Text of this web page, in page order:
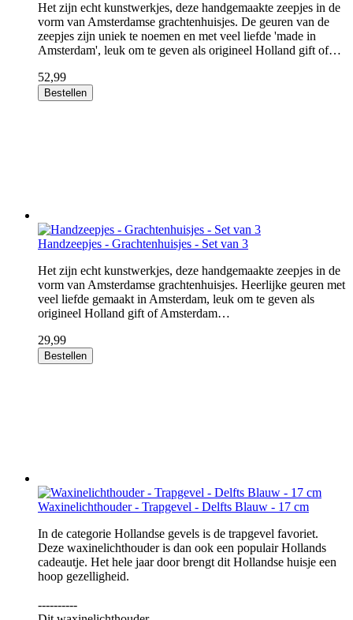
Het zijn echt kunstwerkjes, deze handgemaakte zeepjes in de
vorm van Amsterdamse grachtenhuisjes. De geuren van de
zeepjes zijn uniek te noemen en met veel liefde 'made in
Amsterdam', leuk om te geven als origineel Holland gift of…
52,99
Bestellen
Handzeepjes - Grachtenhuisjes - Set van 3
Het zijn echt kunstwerkjes, deze handgemaakte zeepjes in de
vorm van Amsterdamse grachtenhuisjes. Heerlijke geuren met
veel liefde gemaakt in Amsterdam, leuk om te geven als
origineel Holland gift of Amsterdam…
29,99
Bestellen
Waxinelichthouder - Trapgevel - Delfts Blauw - 17 cm
In de categorie Hollandse gevels is de trapgevel favoriet.
Deze waxinelichthouder is dan ook een populair Hollands
cadeautje. Het hele jaar door brengt dit Hollandse huisje een
hoop gezelligheid.
----------